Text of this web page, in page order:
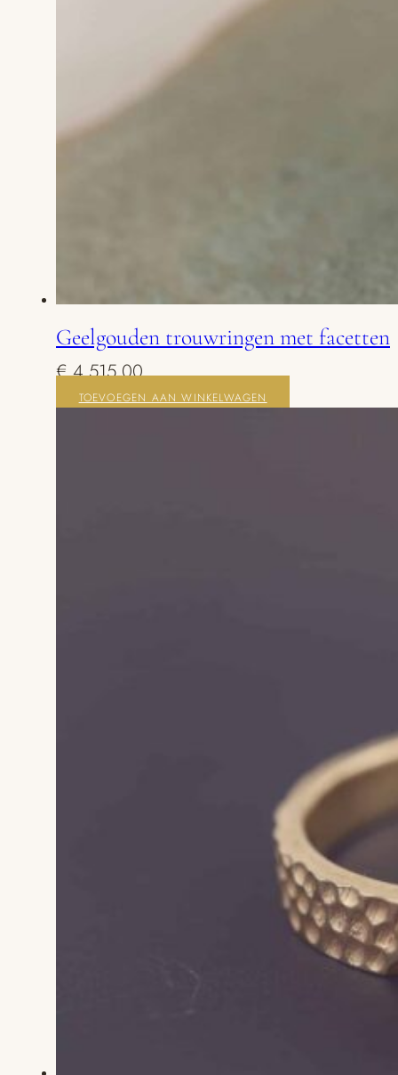
Geelgouden trouwringen met facetten
€4.515,00
TOEVOEGEN AAN WINKELWAGEN